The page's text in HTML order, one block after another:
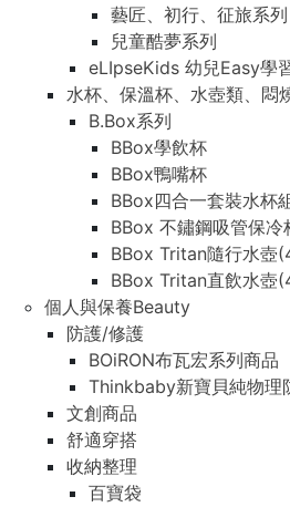
藝匠、初行、征旅系列
兒童酷夢系列
eLIpseKids 幼兒Easy學
水杯、保溫杯、水壺類、悶
B.Box系列
BBox學飲杯
BBox鴨嘴杯
BBox四合一套裝水杯
BBox 不鏽鋼吸管保冷
BBox Tritan隨行水壺
BBox Tritan直飲水壺
個人與保養Beauty
防護/修護
BOiRON布瓦宏系列商品
Thinkbaby新寶貝純物理
文創商品
舒適穿搭
收納整理
百寶袋